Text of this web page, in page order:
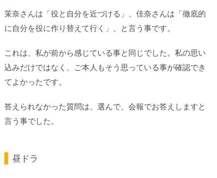
茉奈さんは「役と自分を近づける」、佳奈さんは「徹底的
に自分を役に作り替えて行く」、と言う事です。
これは、私が前から感じている事と同じでした。私の思い
込みだけではなく、ご本人もそう思っている事が確認でき
てよかったです。
答えられなかった質問は、選んで、会報でお答えしますと
言う事でした。
昼ドラ